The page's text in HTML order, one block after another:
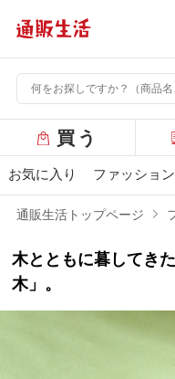
ー
バ
ュ
ー
買う
お気に入り ファッション
通販生活トップページ
木とともに暮してき
木」。